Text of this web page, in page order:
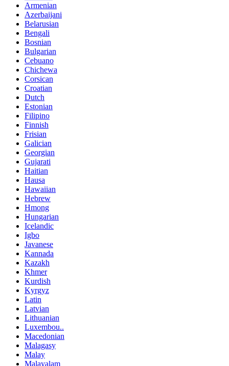
Armenian
Azerbaijani
Belarusian
Bengali
Bosnian
Bulgarian
Cebuano
Chichewa
Corsican
Croatian
Dutch
Estonian
Filipino
Finnish
Frisian
Galician
Georgian
Gujarati
Haitian
Hausa
Hawaiian
Hebrew
Hmong
Hungarian
Icelandic
Igbo
Javanese
Kannada
Kazakh
Khmer
Kurdish
Kyrgyz
Latin
Latvian
Lithuanian
Luxembou..
Macedonian
Malagasy
Malay
Malayalam